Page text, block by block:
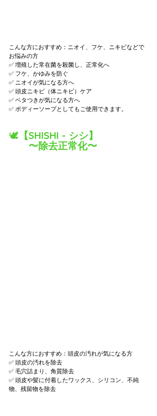
こんな方におすすめ：ニオイ、フケ、ニキビなどで
お悩みの方
✅ 増殖した常在菌を殺菌し、正常化へ
✅ フケ、かゆみを防ぐ
✅ ニオイが気になる方へ
✅ 頭皮ニキビ（体ニキビ）ケア
✅ ベタつきが気になる方へ
✅ ボディーソープとしてもご使用できます。
🕊 【SHISHI - シシ】
〜除去正常化〜
こんな方におすすめ：頭皮の汚れが気になる方
✅ 頭皮の汚れを除去
✅ 毛穴詰まり、角質除去
✅ 頭皮や髪に付着したワックス、シリコン、不純
物、残留物を除去